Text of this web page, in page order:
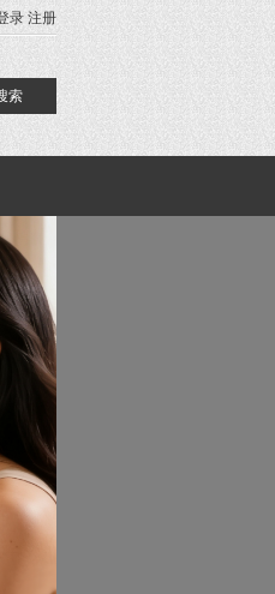
录 注册